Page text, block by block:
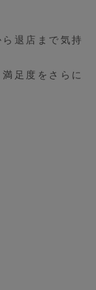
退店まで気持
足度をさらに